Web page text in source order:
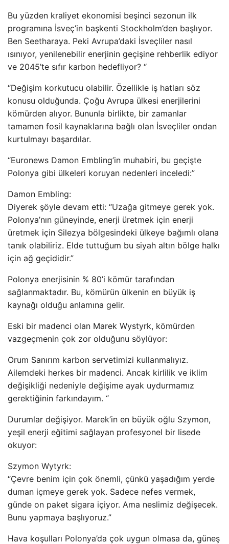
Bu yüzden kraliyet ekonomisi beşinci sezonun ilk
programına İsveç’in başkenti Stockholm’den başlıyor.
Ben Seetharaya. Peki Avrupa’daki İsveçliler nasıl
ısınıyor, yenilenebilir enerjinin geçişine rehberlik ediyor
ve 2045’te sıfır karbon hedefliyor? “
“Değişim korkutucu olabilir. Özellikle iş hatları söz
konusu olduğunda. Çoğu Avrupa ülkesi enerjilerini
kömürden alıyor. Bununla birlikte, bir zamanlar
tamamen fosil kaynaklarına bağlı olan İsveçliler ondan
kurtulmayı başardılar.
“Euronews Damon Embling’in muhabiri, bu geçişte
Polonya gibi ülkeleri koruyan nedenleri inceledi:”
Damon Embling:
Diyerek şöyle devam etti: “Uzağa gitmeye gerek yok.
Polonya’nın güneyinde, enerji üretmek için enerji
üretmek için Silezya bölgesindeki ülkeye bağımlı olana
tanık olabiliriz. Elde tuttuğum bu siyah altın bölge halkı
için ağ geçididir.”
Polonya enerjisinin % 80’i kömür tarafından
sağlanmaktadır. Bu, kömürün ülkenin en büyük iş
kaynağı olduğu anlamına gelir.
Eski bir madenci olan Marek Wystyrk, kömürden
vazgeçmenin çok zor olduğunu söylüyor:
Orum Sanırım karbon servetimizi kullanmalıyız.
Ailemdeki herkes bir madenci. Ancak kirlilik ve iklim
değişikliği nedeniyle değişime ayak uydurmamız
gerektiğinin farkındayım. “
Durumlar değişiyor. Marek’in en büyük oğlu Szymon,
yeşil enerji eğitimi sağlayan profesyonel bir lisede
okuyor:
Szymon Wytyrk:
“Çevre benim için çok önemli, çünkü yaşadığım yerde
duman içmeye gerek yok. Sadece nefes vermek,
günde on paket sigara içiyor. Ama neslimiz değişecek.
Bunu yapmaya başlıyoruz.”
Hava koşulları Polonya’da çok uygun olmasa da, güneş